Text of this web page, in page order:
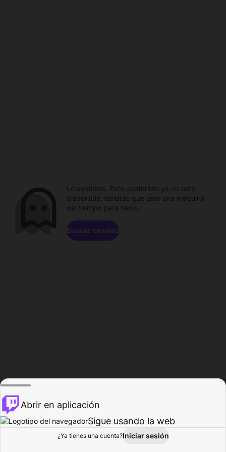
Explorar Actividad
Lo sentimos. Este contenido ya no está
disponible, tendrás que usar una máquina
del tiempo para verlo.
Buscar canales
Abrir en aplicación
Sigue usando la web
¿Ya tienes una cuenta?Iniciar sesión